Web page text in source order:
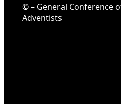
© – General Conference
Adventists